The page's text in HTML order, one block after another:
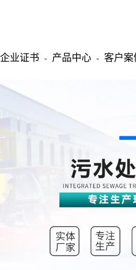
企业证书 产品中心 客户案